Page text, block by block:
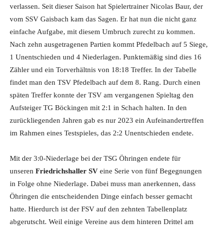
verlassen. Seit dieser Saison hat Spielertrainer Nicolas Baur, der
vom SSV Gaisbach kam das Sagen. Er hat nun die nicht ganz
einfache Aufgabe, mit diesem Umbruch zurecht zu kommen.
Nach zehn ausgetragenen Partien kommt Pfedelbach auf 5 Siege,
1 Unentschieden und 4 Niederlagen. Punktemäßig sind dies 16
Zähler und ein Torverhältnis von 18:18 Treffer. In der Tabelle
findet man den TSV Pfedelbach auf dem 8. Rang. Durch einen
späten Treffer konnte der TSV am vergangenen Spieltag den
Aufsteiger TG Böckingen mit 2:1 in Schach halten. In den
zurückliegenden Jahren gab es nur 2023 ein Aufeinandertreffen
im Rahmen eines Testspieles, das 2:2 Unentschieden endete.
Mit der 3:0-Niederlage bei der TSG Öhringen endete für
unseren Friedrichshaller SV eine Serie von fünf Begegnungen
in Folge ohne Niederlage. Dabei muss man anerkennen, dass
Öhringen die entscheidenden Dinge einfach besser gemacht
hatte. Hierdurch ist der FSV auf den zehnten Tabellenplatz
abgerutscht. Weil einige Vereine aus dem hinteren Drittel am